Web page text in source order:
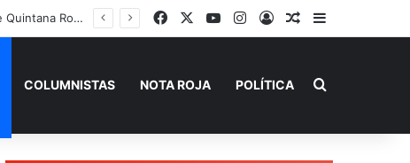
Playa del Carmen tendrá el primer Centro Comunitario “México Imparable” de Quintana Roo: Mara Lezama FacebookYouTubeInstagram
AccesoPublicación al
Barra lateral
COLUMNISTAS NOTA ROJA POLÍTICA Buscar por